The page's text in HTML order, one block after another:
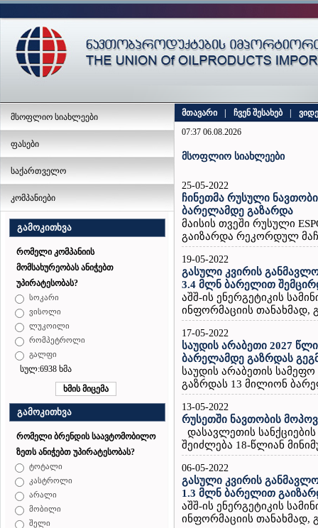
მსოფლიო სიახლეები
ფასები
საქართველო
კომპანიები
გამოკითხვა
რომელი კომპანიის
მომსახურეობას ანიჭებთ
უპირატესობას?
სოკარი
ვისოლი
ლუკოილი
რომპეტროლი
გალფი
სულ:6938 ხმა
გამოკითხვა
რომელი ბრენდის საავტომობილო
ზეთს ანიჭებთ უპირატესობას?
ტოტალი
კასტროლი
არალი
მობილი
შელი
მთავარი ჩვენ შესახებ
07:37 06.08.2026
მსოფლიო სიახლეები
25-05-2022
ჩინეთმა რუსული
ბარელამდე გაზარდა
მაისის თვეში რუსული
გაიზარდა რეკორდულ
19-05-2022
გასული კვირის
3.4 მლნ ბარელით
აშშ-ის ენერგეტიკის
ინფორმაციის თანახმად,
17-05-2022
საუდის არაბეთი 2027
ბარელამდე გაზრდას
საუდის არაბეთის
გაზრდას 13 მილიონ
13-05-2022
რუსეთში ნავთობის
დასავლეთის
შეიძლება 18-წლიან
06-05-2022
გასული კვირის
1.3 მლნ ბარელით
აშშ-ის ენერგეტიკის
ინფორმაციის თანახმად,